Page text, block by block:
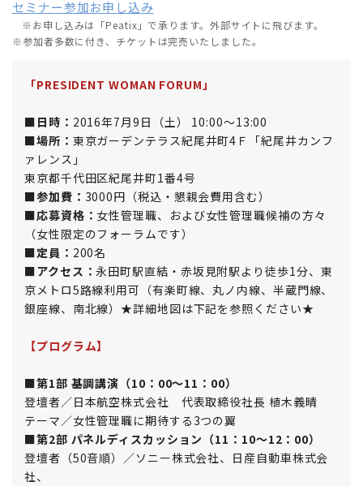
セミナー参加お申し込み
※お申し込みは「Peatix」で承ります。外部サイトに飛びます。
※参加者多数に付き、チケットは完売いたしました。
「PRESIDENT WOMAN FORUM」
■日時： 2016年7月9日（土） 10:00～13:00
■場所： 東京ガーデンテラス紀尾井町4Ｆ「紀尾井カンフ
ァレンス」
東京都千代田区紀尾井町1番4号
■参加費： 3000円（税込・懇親会費用含む）
■応募資格： 女性管理職、および女性管理職候補の方々
（女性限定のフォーラムです）
■定員： 200名
■アクセス：永田町駅直結・赤坂見附駅より徒歩1分、東
京メトロ5路線利用可（有楽町線、丸ノ内線、半蔵門線、
銀座線、南北線）★詳細地図は下記を参照ください★
【プログラム】
■第1部 基調講演（10：00～11：00）
登壇者／日本航空株式会社 代表取締役社長 植木義晴
テーマ／女性管理職に期待する3つの翼
■第2部 パネルディスカッション（11：10～12：00）
登壇者（50音順）／ソニー株式会社、日産自動車株式会
社、